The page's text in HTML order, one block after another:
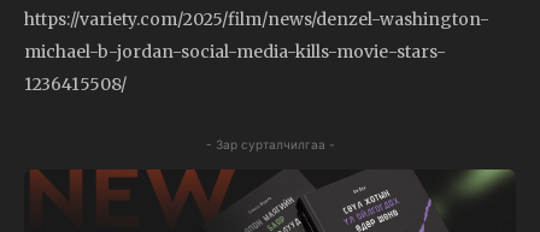
https://variety.com/2025/film/news/denzel-washington-
michael-b-jordan-social-media-kills-movie-stars-
1236415508/
- Зар сурталчилгаа -